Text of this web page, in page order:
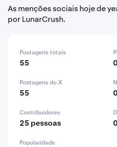
As menções sociais hoje de
por LunarCrush.
Postagens totais
55 0
Postagens do X
55 0
Contribuidores
25 pessoas
Popularidade